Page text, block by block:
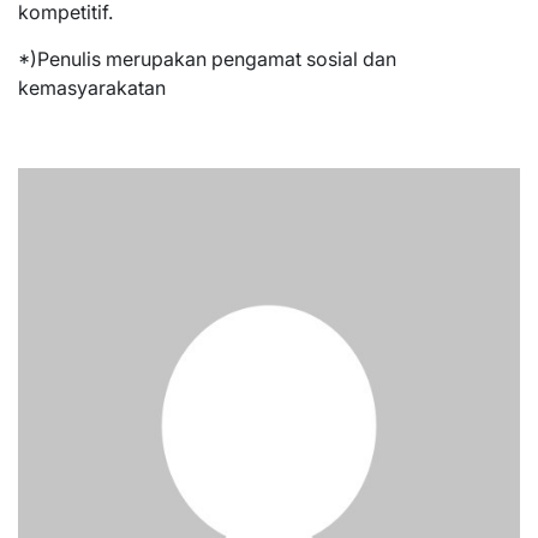
kompetitif.
*)Penulis merupakan pengamat sosial dan
kemasyarakatan